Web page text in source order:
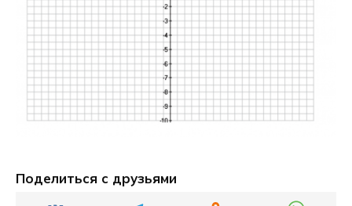
Поделиться с друзьями